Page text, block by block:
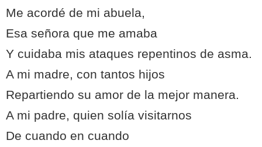
Me acordé de mi abuela,
Esa señora que me amaba
Y cuidaba mis ataques repentinos de asma.
A mi madre, con tantos hijos
Repartiendo su amor de la mejor manera.
A mi padre, quien solía visitarnos
De cuando en cuando